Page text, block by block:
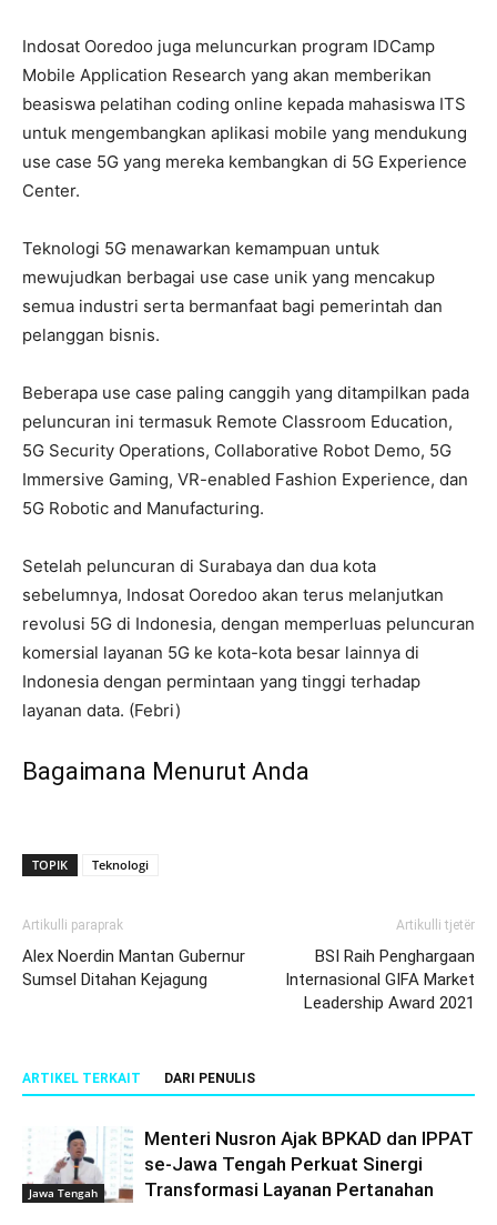
Indosat Ooredoo juga meluncurkan program IDCamp
Mobile Application Research yang akan memberikan
beasiswa pelatihan coding online kepada mahasiswa ITS
untuk mengembangkan aplikasi mobile yang mendukung
use case 5G yang mereka kembangkan di 5G Experience
Center.
Teknologi 5G menawarkan kemampuan untuk
mewujudkan berbagai use case unik yang mencakup
semua industri serta bermanfaat bagi pemerintah dan
pelanggan bisnis.
Beberapa use case paling canggih yang ditampilkan pada
peluncuran ini termasuk Remote Classroom Education,
5G Security Operations, Collaborative Robot Demo, 5G
Immersive Gaming, VR-enabled Fashion Experience, dan
5G Robotic and Manufacturing.
Setelah peluncuran di Surabaya dan dua kota
sebelumnya, Indosat Ooredoo akan terus melanjutkan
revolusi 5G di Indonesia, dengan memperluas peluncuran
komersial layanan 5G ke kota-kota besar lainnya di
Indonesia dengan permintaan yang tinggi terhadap
layanan data. (Febri)
Bagaimana Menurut Anda
TOPIK Teknologi
Artikulli paraprak
Alex Noerdin Mantan Gubernur
Sumsel Ditahan Kejagung
Artikulli tjetër
BSI Raih Penghargaan
Internasional GIFA Market
Leadership Award 2021
ARTIKEL TERKAIT DARI PENULIS
Jawa Tengah
Menteri Nusron Ajak BPKAD dan IPPAT
se-Jawa Tengah Perkuat Sinergi
Transformasi Layanan Pertanahan